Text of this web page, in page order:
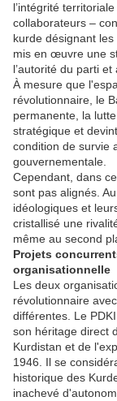
l’intégrité
collaborateurs –
kurde désignant
mis en œuvre une
l’autorité du parti
À mesure que
révolutionnaire, le
permanente, la
stratégique et
condition de survie
gouvernementale.
Cependant, dans
sont pas alignés.
idéologiques et
cristallisé une
même au second
Projets
organisationnelle
Les deux
révolutionnaire
différentes. Le
son héritage direct
Kurdistan et de
1946. Il se
historique des
inachevé